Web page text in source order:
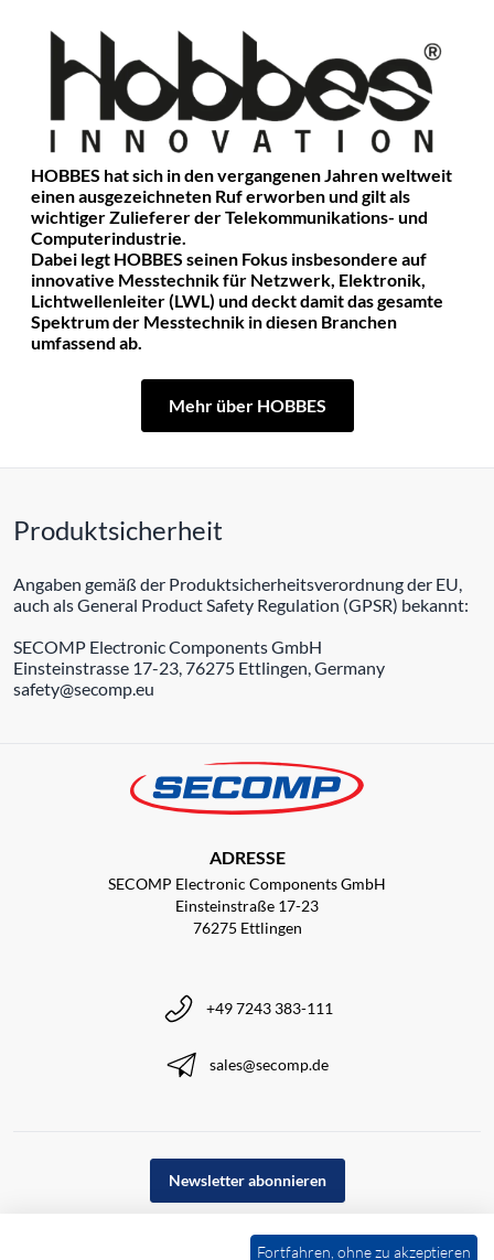
HOBBES hat sich in den vergangenen Jahren weltweit
einen ausgezeichneten Ruf erworben und gilt als
wichtiger Zulieferer der Telekommunikations- und
Computerindustrie.
Dabei legt HOBBES seinen Fokus insbesondere auf
innovative Messtechnik für Netzwerk, Elektronik,
Lichtwellenleiter (LWL) und deckt damit das gesamte
Spektrum der Messtechnik in diesen Branchen
umfassend ab.
Mehr über HOBBES
Produktsicherheit
Angaben gemäß der Produktsicherheitsverordnung der EU,
auch als General Product Safety Regulation (GPSR) bekannt:
SECOMP Electronic Components GmbH
Einsteinstrasse 17-23, 76275 Ettlingen, Germany
safety@secomp.eu
ADRESSE
SECOMP Electronic Components GmbH
Einsteinstraße 17-23
76275 Ettlingen
+49 7243 383-111
sales@secomp.de
Newsletter abonnieren
Fortfahren, ohne zu akzeptieren